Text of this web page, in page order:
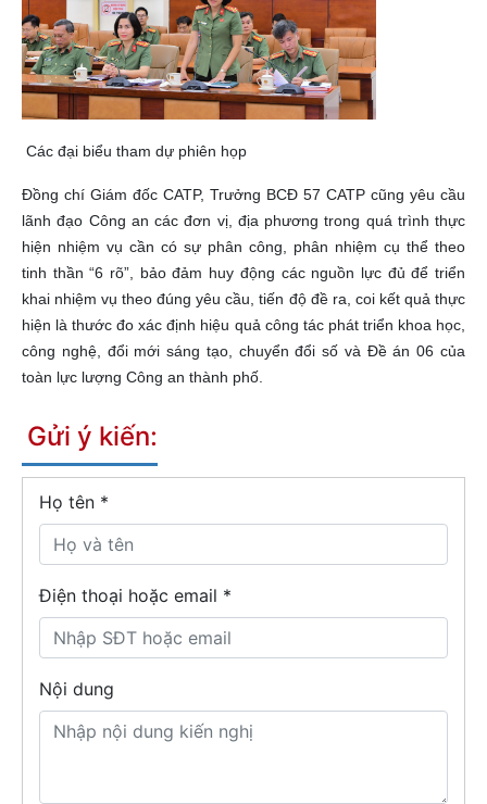
Các đại biểu tham dự phiên họp
Đồng chí Giám đốc CATP, Trưởng BCĐ 57 CATP cũng yêu cầu
lãnh đạo Công an các đơn vị, địa phương trong quá trình thực
hiện nhiệm vụ cần có sự phân công, phân nhiệm cụ thể theo
tinh thần “6 rõ”, bảo đảm huy động các nguồn lực đủ để triển
khai nhiệm vụ theo đúng yêu cầu, tiến độ đề ra, coi kết quả thực
hiện là thước đo xác định hiệu quả công tác phát triển khoa học,
công nghệ, đổi mới sáng tạo, chuyển đổi số và Đề án 06 của
toàn lực lượng Công an thành phố.
Gửi ý kiến:
Họ tên *
Điện thoại hoặc email *
Nội dung